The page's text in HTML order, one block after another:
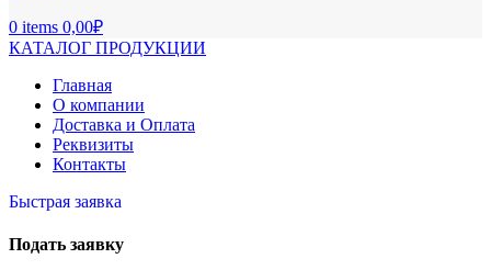
0 items 0,00₽
КАТАЛОГ ПРОДУКЦИИ
Главная
О компании
Доставка и Оплата
Реквизиты
Контакты
Быстрая заявка
Подать заявку